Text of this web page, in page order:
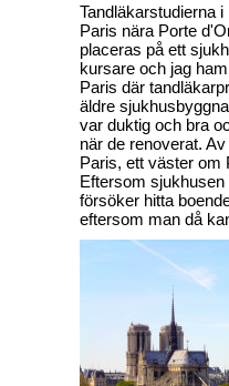
Tandläkarstudierna
Paris nära Porte
placeras på ett
kursare och jag
Paris där
äldre
var duktig och bra
när de renoverat.
Paris, ett väster om
Eftersom
försöker hitta
eftersom man då